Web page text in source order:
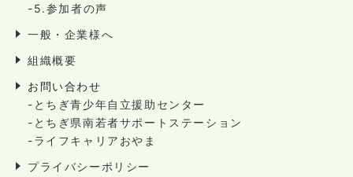
-5.参加者の声
一般・企業様へ
組織概要
お問い合わせ
-とちぎ青少年自立援助センター
-とちぎ県南若者サポートステーション
-ライフキャリアおやま
プライバシーポリシー